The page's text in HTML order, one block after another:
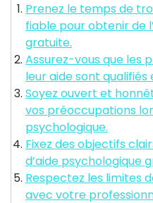
Prenez le temps de
fiable pour obtenir de
gratuite.
Assurez-vous que les
leur aide sont
Soyez ouvert et
vos préoccupations
psychologique.
Fixez des objectifs
d’aide psychologique
Respectez les limites
avec votre